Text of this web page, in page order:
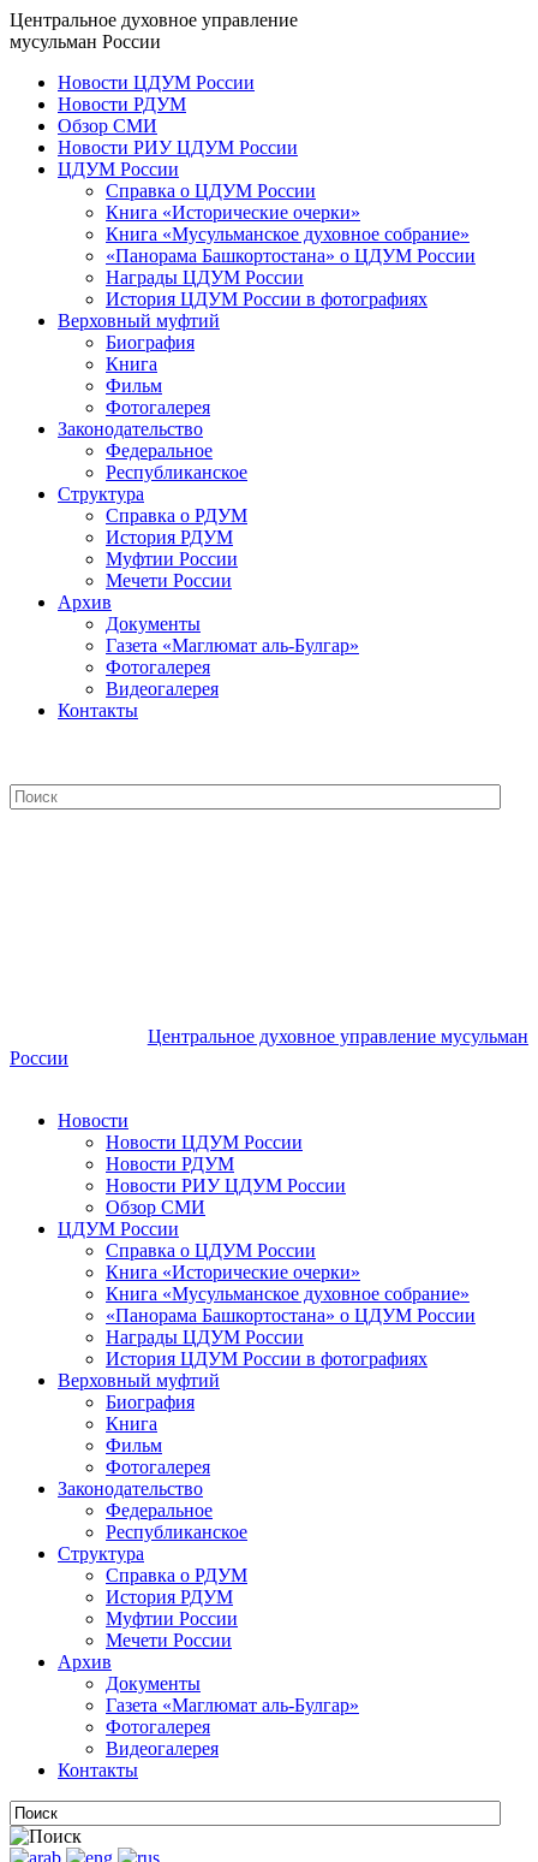
Центральное духовное управление
мусульман России
Новости ЦДУМ России
Новости РДУМ
Обзор СМИ
Новости РИУ ЦДУМ России
ЦДУМ России
Справка о ЦДУМ России
Книга «Исторические очерки»
Книга «Мусульманское духовное собрание»
«Панорама Башкортостана» о ЦДУМ России
Награды ЦДУМ России
История ЦДУМ России в фотографиях
Верховный муфтий
Биография
Книга
Фильм
Фотогалерея
Законодательство
Федеральное
Республиканское
Структура
Справка о РДУМ
История РДУМ
Муфтии России
Мечети России
Архив
Документы
Газета «Маглюмат аль-Булгар»
Фотогалерея
Видеогалерея
Контакты
Центральное духовное управление мусульман
России
Новости
Новости ЦДУМ России
Новости РДУМ
Новости РИУ ЦДУМ России
Обзор СМИ
ЦДУМ России
Справка о ЦДУМ России
Книга «Исторические очерки»
Книга «Мусульманское духовное собрание»
«Панорама Башкортостана» о ЦДУМ России
Награды ЦДУМ России
История ЦДУМ России в фотографиях
Верховный муфтий
Биография
Книга
Фильм
Фотогалерея
Законодательство
Федеральное
Республиканское
Структура
Справка о РДУМ
История РДУМ
Муфтии России
Мечети России
Архив
Документы
Газета «Маглюмат аль-Булгар»
Фотогалерея
Видеогалерея
Контакты